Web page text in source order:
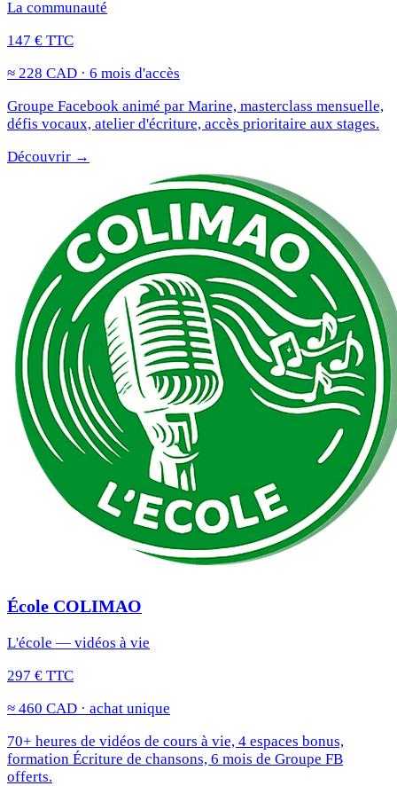
La communauté
147 € TTC
≈ 228 CAD · 6 mois d'accès
Groupe Facebook animé par Marine, masterclass mensuelle,
défis vocaux, atelier d'écriture, accès prioritaire aux stages.
Découvrir →
École COLIMAO
L'école — vidéos à vie
297 € TTC
≈ 460 CAD · achat unique
70+ heures de vidéos de cours à vie, 4 espaces bonus,
formation Écriture de chansons, 6 mois de Groupe FB
offerts.